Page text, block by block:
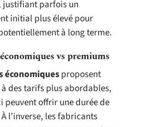
parfois un
initial plus élevé pour
à long terme.
vs premiums
économiquesproposent
des tarifs plus abordables,
peuvent offrir une durée de
l’inverse, les fabricants